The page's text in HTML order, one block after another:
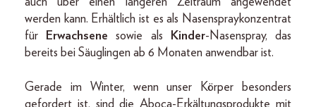
werden kann. Erhältlich ist es als Nasenspraykonzentrat
für
Erwachsene sowie als Kinder-Nasenspray, das
bereits bei Säuglingen ab 6 Monaten anwendbar ist.
Gerade im Winter, wenn unser Körper besonders
gefordert ist, sind die Aboca-Erkältungsprodukte mit